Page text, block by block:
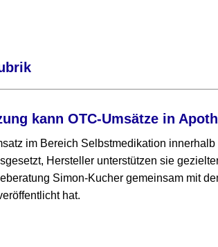
kann OTC-Umsätze in
im Bereich Selbstmedikation
Hersteller unterstützen sie
Simon-Kucher gemeinsam mit
hat.